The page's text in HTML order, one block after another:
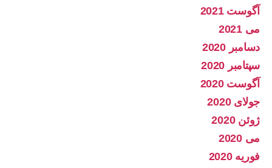
آگوست 2021
می 2021
دسامبر 2020
سپتامبر 2020
آگوست 2020
جولای 2020
ژوئن 2020
می 2020
فوریه 2020